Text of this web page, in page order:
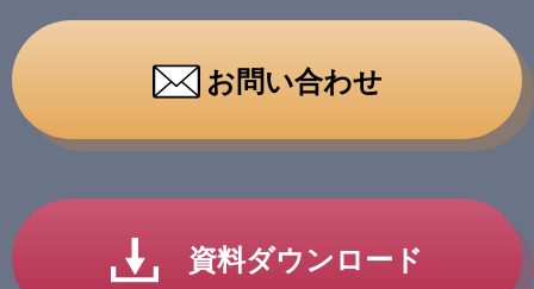
お問い合わせ
資料ダウンロード